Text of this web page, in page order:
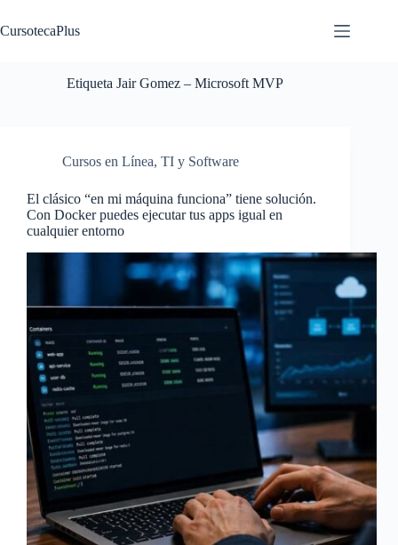
al
contenido
CursotecaPlus
Etiqueta Jair Gomez – Microsoft MVP
Cursos en Línea, TI y Software
El clásico “en mi máquina funciona” tiene solución.
Con Docker puedes ejecutar tus apps igual en
cualquier entorno